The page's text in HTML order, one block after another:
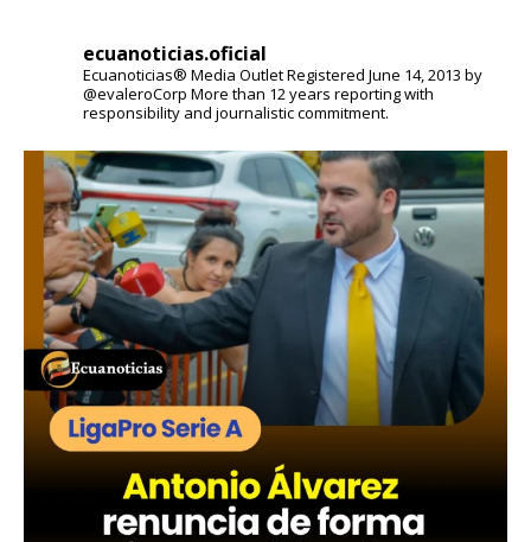
ecuanoticias.oficial
Ecuanoticias® Media OutletRegistered June 14, 2013 by
@evaleroCorp More than 12 years reporting with
responsibility and journalistic commitment.